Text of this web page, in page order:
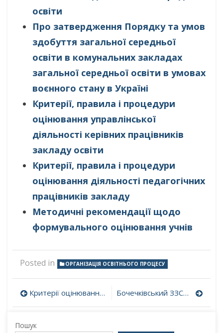
освіти
Про затвердження Порядку та умов
здобуття загальної середньої
освіти в комунальних закладах
загальної середньої освіти в умовах
воєнного стану в Україні
Критерії, правила і процедури
оцінювання управлінської
діяльності керівних працівників
закладу освіти
Критерії, правила і процедури
оцінювання діяльності педагогічних
працівників закладу
Методичні рекомендації щодо
формувального оцінювання учнів
Posted in ОРГАНІЗАЦІЯ ОСВІТНЬОГО ПРОЦЕСУ
Навігація
записів
Критерії оцінювання навчальних досягнень учнів Бочечківський ЗЗСО – осередок освіти Бочечківської громади
Пошук